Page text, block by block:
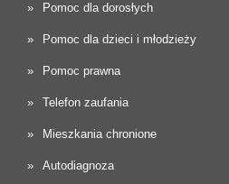
Pomoc dla dorosłych
Pomoc dla dzieci i młodzieży
Pomoc prawna
Telefon zaufania
Mieszkania chronione
Autodiagnoza